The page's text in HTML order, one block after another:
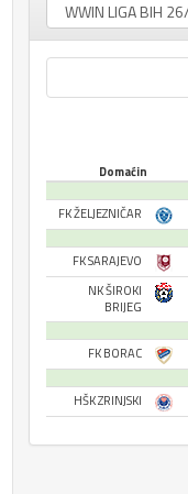
Domaćin
FK ŽELJEZNIČAR
FK SARAJEVO
NK ŠIROKI
BRIJEG
FK BORAC
HŠK ZRINJSKI